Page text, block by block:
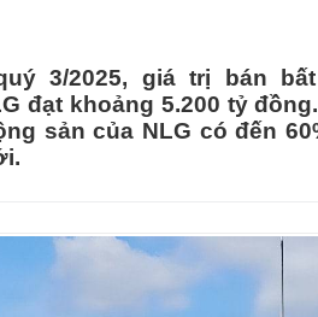
3/2025, giá trị bán
đạt khoảng 5.200 tỷ
sản của NLG có đến